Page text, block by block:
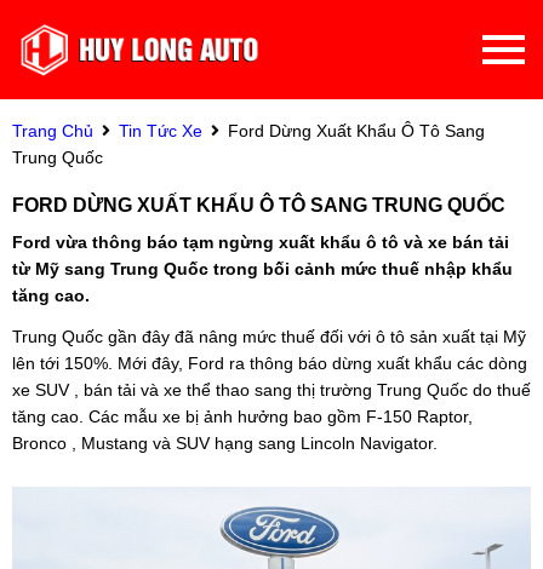
Trang Chủ Tin Tức Xe
Ford Dừng Xuất Khẩu Ô Tô Sang
Trung Quốc
FORD DỪNG XUẤT KHẨU Ô TÔ SANG TRUNG QUỐC
Ford vừa thông báo tạm ngừng xuất khẩu ô tô và xe bán tải
từ Mỹ sang Trung Quốc trong bối cảnh mức thuế nhập khẩu
tăng cao.
Trung Quốc gần đây đã nâng mức thuế đối với ô tô sản xuất tại Mỹ
lên tới 150%. Mới đây, Ford ra thông báo dừng xuất khẩu các dòng
xe SUV , bán tải và xe thể thao sang thị trường Trung Quốc do thuế
tăng cao. Các mẫu xe bị ảnh hưởng bao gồm F-150 Raptor,
Bronco , Mustang và SUV hạng sang Lincoln Navigator.